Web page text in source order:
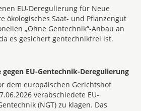
EU-Deregulierung für Neue
ökologisches Saat- und Pflanzengut
„Ohne Gentechnik“-Anbau an
es gesichert gentechnikfrei ist.
EU-Gentechnik-Deregulierung
dem europäischen Gerichtshof
verabschiedete EU-
(NGT) zu klagen. Das